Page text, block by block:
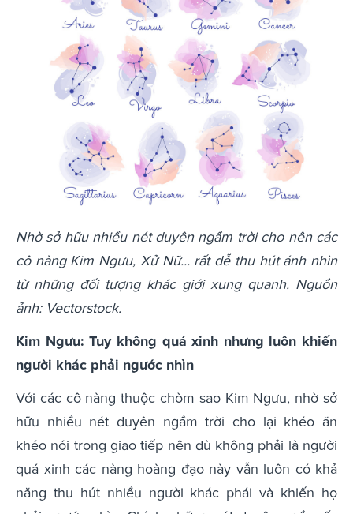
Nhờ sở hữu nhiều nét duyên ngầm trời cho nên các
cô nàng Kim Ngưu, Xử Nữ... rất dễ thu hút ánh nhìn
từ những đối tượng khác giới xung quanh. Nguồn
ảnh: Vectorstock.
Kim Ngưu: Tuy không quá xinh nhưng luôn khiến
người khác phải ngước nhìn
Với các cô nàng thuộc chòm sao Kim Ngưu, nhờ sở
hữu nhiều nét duyên ngầm trời cho lại khéo ăn
khéo nói trong giao tiếp nên dù không phải là người
quá xinh các nàng hoàng đạo này vẫn luôn có khả
năng thu hút nhiều người khác phái và khiến họ